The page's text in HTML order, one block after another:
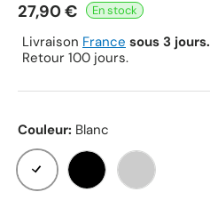
27,90 €
Livraison France sous 3 jours.
Retour 100 jours.
Couleur: Blanc
Blanc Noir Gris